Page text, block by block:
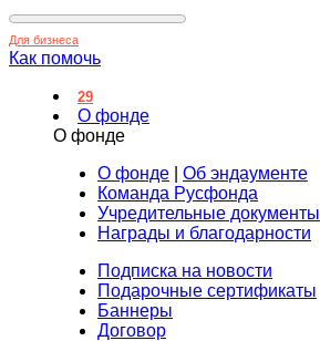
Для бизнеса
Как помочь
29
О фонде
О фонде
О фонде
Об эндаументе
Команда Русфонда
Учредительные документы
Награды и благодарности
Подписка на новости
Подарочные сертификаты
Баннеры
Договор